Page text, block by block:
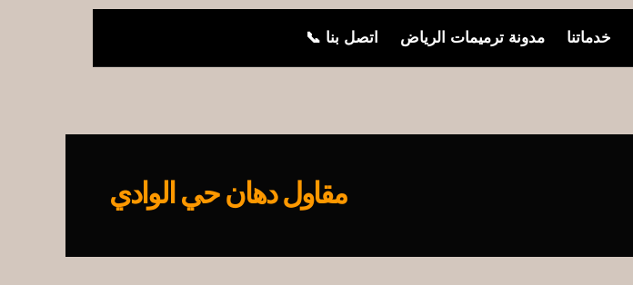
خدماتنا مدونة ترميمات الرياض اتصل بنا 📞
مقاول دهان حي الوادي